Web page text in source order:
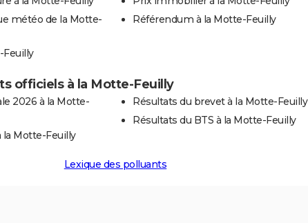
météo de la Motte-
Feuilly
Référendum à la Motte-Feuilly
officiels à la Motte-Feuilly
2026 à la Motte-
la Motte-Feuilly
Résultats du brevet à la Motte-Feuilly
Résultats du BTS à la Motte-Feuilly
Lexique des polluants